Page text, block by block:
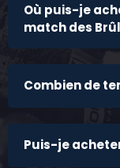
Où puis-je
match des
Combien de
Puis-je